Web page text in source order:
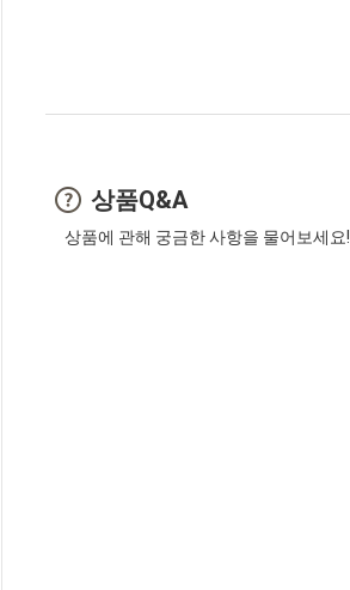
상품Q&A
상품에 관해 궁금한 사항을 물어보세요!